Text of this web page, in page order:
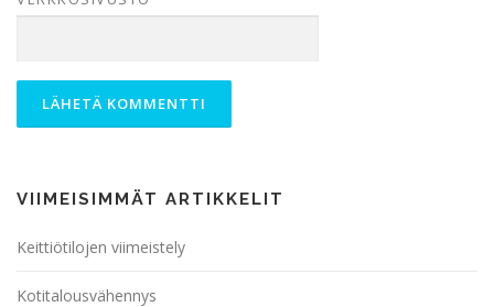
VIIMEISIMMÄT ARTIKKELIT
Keittiötilojen viimeistely
Kotitalousvähennys